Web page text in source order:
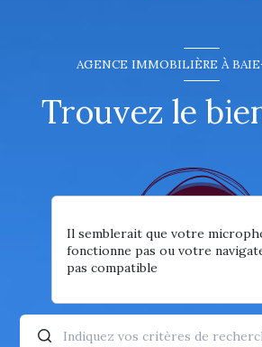
AGENCE IMMOBILIÈRE À
Trouvez le
Il semblerait que votre
fonctionne pas ou votre
pas compatible